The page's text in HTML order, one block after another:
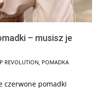
– musisz je
REVOLUTION POMADKA
czerwone pomadki